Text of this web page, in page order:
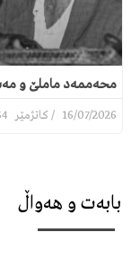
محەممەد ماملێ و
16/07/2026
بابەت و هەواڵ